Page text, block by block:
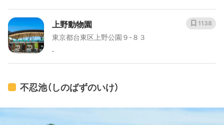
上野動物園
東京都台東区上野公園９-８３
.
1138
不忍池（しのばずのいけ）